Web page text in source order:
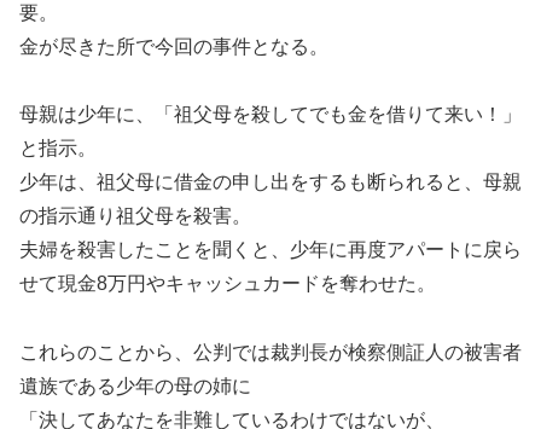
要。
金が尽きた所で今回の事件となる。
母親は少年に、「祖父母を殺してでも金を借りて来い！」
と指示。
少年は、祖父母に借金の申し出をするも断られると、母親
の指示通り祖父母を殺害。
夫婦を殺害したことを聞くと、少年に再度アパートに戻ら
せて現金8万円やキャッシュカードを奪わせた。
これらのことから、公判では裁判長が検察側証人の被害者
遺族である少年の母の姉に
「決してあなたを非難しているわけではないが、